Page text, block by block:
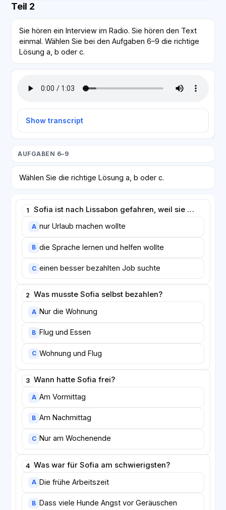
Teil 2
Sie hören ein Interview im Radio. Sie hören den Text
einmal. Wählen Sie bei den Aufgaben 6–9 die richtige
Lösung a, b oder c.
Show transcript
AUFGABEN 6–9
Wählen Sie die richtige Lösung a, b oder c.
1 Sofia ist nach Lissabon gefahren, weil sie …
A nur Urlaub machen wollte
B die Sprache lernen und helfen wollte
C einen besser bezahlten Job suchte
2 Was musste Sofia selbst bezahlen?
A Nur die Wohnung
B Flug und Essen
C Wohnung und Flug
3 Wann hatte Sofia frei?
A Am Vormittag
B Am Nachmittag
C Nur am Wochenende
4 Was war für Sofia am schwierigsten?
A Die frühe Arbeitszeit
B Dass viele Hunde Angst vor Geräuschen